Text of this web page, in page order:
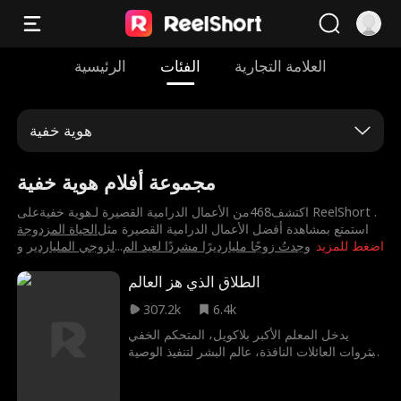
الرئيسية الفئات العلامة التجارية
هوية خفية
مجموعة أفلام هوية خفية
اضغط للمزيد
اكتشف468من الأعمال الدرامية القصيرة لـ⁨هوية خفية⁩على ReelShort .
استمتع بمشاهدة أفضل الأعمال الدرامية القصيرة مثل⁨الحياة المزدوجة
لزوجي الملياردير⁩ و ⁨وجدتُ زوجًا مليارديرًا مشردًا لعيد الم...
الطلاق الذي هز العالم
307.2k
6.4k
يدخل المعلم الأكبر بلاكويل، المتحكم الخفي
بثروات العائلات النافذة، عالم البشر لتنفيذ الوصية